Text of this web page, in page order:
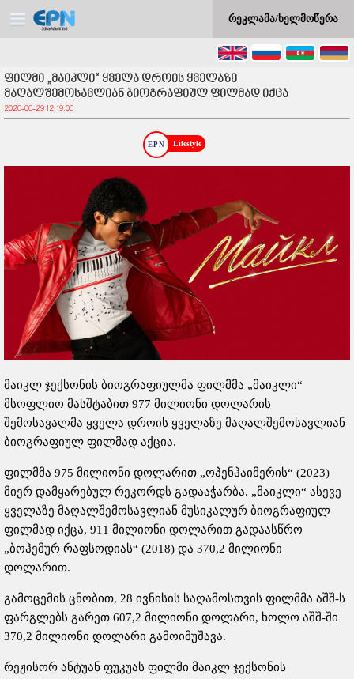
რეკლამა/ხელმოწერა
ფილმი „მაიკლი“ ყველა დროის ყველაზე
მაღალშემოსავლიან ბიოგრაფიულ ფილმად იქცა
2026-06-29 12:19:06
Lifestyle
მაიკლ ჯექსონის ბიოგრაფიულმა ფილმმა „მაიკლი“
მსოფლიო მასშტაბით 977 მილიონი დოლარის
შემოსავალმა ყველა დროის ყველაზე მაღალშემოსავლიან
ბიოგრაფიულ ფილმად აქცია.
ფილმმა 975 მილიონი დოლარით „ოპენჰაიმერის“ (2023)
მიერ დამყარებულ რეკორდს გადააჭარბა. „მაიკლი“ ასევე
ყველაზე მაღალშემოსავლიან მუსიკალურ ბიოგრაფიულ
ფილმად იქცა, 911 მილიონი დოლარით გადაასწრო
„ბოჰემურ რაფსოდიას“ (2018) და 370,2 მილიონი
დოლარით.
გამოცემის ცნობით, 28 ივნისის საღამოსთვის ფილმმა აშშ-ს
ფარგლებს გარეთ 607,2 მილიონი დოლარი, ხოლო აშშ-ში
370,2 მილიონი დოლარი გამოიმუშავა.
რეჟისორ ანტუან ფუკუას ფილმი მაიკლ ჯექსონის